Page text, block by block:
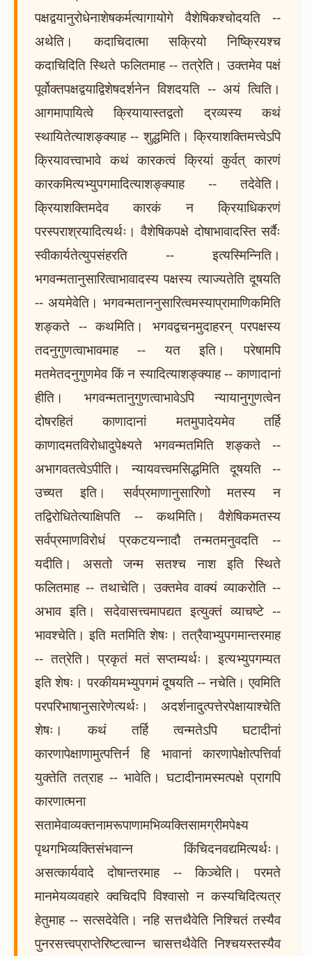
पक्षद्वयानुरोधेनाशेषकर्मत्यागायोगे वैशेषिकश्चोदयति --
अथेति। कदाचिदात्मा सक्रियो निष्क्रियश्च
कदाचिदिति स्थिते फलितमाह -- तत्रेति। उक्तमेव पक्षं
पूर्वोक्तपक्षद्वयाद्विशेषदर्शनेन विशदयति -- अयं त्विति।
आगमापायित्वे क्रियायास्तद्वतो द्रव्यस्य कथं
स्थायितेत्याशङ्क्याह -- शुद्धमिति। क्रियाशक्तिमत्त्वेऽपि
क्रियावत्त्वाभावे कथं कारकत्वं क्रियां कुर्वत् कारणं
कारकमित्यभ्युपगमादित्याशङ्क्याह -- तदेवेति।
क्रियाशक्तिमदेव कारकं न क्रियाधिकरणं
परस्पराश्रयादित्यर्थः। वैशेषिकपक्षे दोषाभावादस्ति सर्वैः
स्वीकार्यतेत्युपसंहरति -- इत्यस्मिन्निति।
भगवन्मतानुसारित्वाभावादस्य पक्षस्य त्याज्यतेति दूषयति
-- अयमेवेति। भगवन्मताननुसारित्वमस्याप्रामाणिकमिति
शङ्कते -- कथमिति। भगवद्वचनमुदाहरन् परपक्षस्य
तदनुगुणत्वाभावमाह -- यत इति। परेषामपि
मतमेतदनुगुणमेव किं न स्यादित्याशङ्क्याह -- काणादानां
हीति। भगवन्मतानुगुणत्वाभावेऽपि न्यायानुगुणत्वेन
दोषरहितं काणादानां मतमुपादेयमेव तर्हि
काणादमतविरोधादुपेक्ष्यते भगवन्मतमिति शङ्कते --
अभागवतत्वेऽपीति। न्यायवत्त्वमसिद्धमिति दूषयति --
उच्यत इति। सर्वप्रमाणानुसारिणो मतस्य न
तद्विरोधितेत्याक्षिपति -- कथमिति। वैशेषिकमतस्य
सर्वप्रमाणविरोधं प्रकटयन्नादौ तन्मतमनुवदति --
यदीति। असतो जन्म सतश्च नाश इति स्थिते
फलितमाह -- तथाचेति। उक्तमेव वाक्यं व्याकरोति --
अभाव इति। सदेवासत्त्वमापद्यत इत्युक्तं व्याचष्टे --
भावश्चेति। इति मतमिति शेषः। तत्रैवाभ्युपगमान्तरमाह
-- तत्रेति। प्रकृतं मतं सप्तम्यर्थः। इत्यभ्युपगम्यत
इति शेषः। परकीयमभ्युपगमं दूषयति -- नचेति। एवमिति
परपरिभाषानुसारेणेत्यर्थः। अदर्शनादुत्पत्तेरपेक्षायाश्चेति
शेषः। कथं तर्हि त्वन्मतेऽपि घटादीनां
कारणापेक्षाणामुत्पत्तिर्न हि भावानां कारणापेक्षोत्पत्तिर्वा
युक्तेति तत्राह -- भावेति। घटादीनामस्मत्पक्षे प्रागपि
कारणात्मना
सतामेवाव्यक्तनामरूपाणामभिव्यक्तिसामग्रीमपेक्ष्य
पृथगभिव्यक्तिसंभवान्न किंचिदनवद्यमित्यर्थः।
असत्कार्यवादे दोषान्तरमाह -- किञ्चेति। परमते
मानमेयव्यवहारे क्वचिदपि विश्वासो न कस्यचिदित्यत्र
हेतुमाह -- सत्सदेवेति। नहि सत्तथैवेति निश्चितं तस्यैव
पुनरसत्त्वप्राप्तेरिष्टत्वान्न चासत्तथैवेति निश्चयस्तस्यैव